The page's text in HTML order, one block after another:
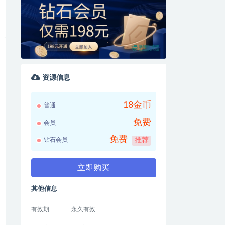
资源信息
普通 18金币
会员 免费
钻石会员 免费 推荐
立即购买
其他信息
有效期 永久有效